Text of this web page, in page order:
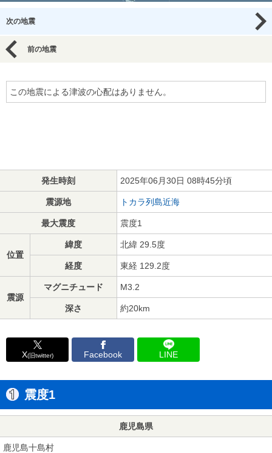
次の地震
前の地震
この地震による津波の心配はありません。
発生時刻 2025年06月30日 08時45分頃
震源地 トカラ列島近海
最大震度 震度1
位置
緯度 北緯 29.5度
経度 東経 129.2度
震源
マグニチュード M3.2
深さ 約20km
X(旧twitter) Facebook LINE
震度1
鹿児島県
鹿児島十島村